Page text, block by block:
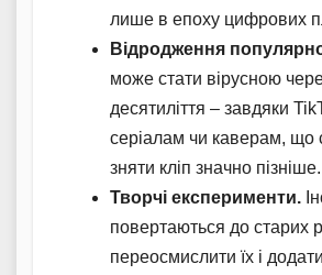
лише в епоху цифрових
Відродження
може стати вірусною
десятиліття – завдяки
серіалам чи каверам, що
зняти кліп значно пізніше.
Творчі експерименти.
повертаються до старих
переосмислити їх і